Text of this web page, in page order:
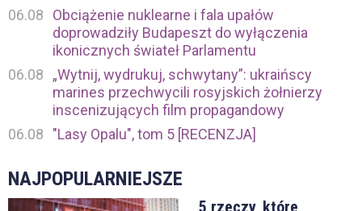
06.08
Obciążenie nuklearne i fala upałów
doprowadziły Budapeszt do wyłączenia
ikonicznych świateł Parlamentu
06.08
„Wytnij, wydrukuj, schwytany”: ukraińscy
marines przechwycili rosyjskich żołnierzy
inscenizujących film propagandowy
06.08
"Lasy Opalu", tom 5 [RECENZJA]
NAJPOPULARNIEJSZE
5 rzeczy, które